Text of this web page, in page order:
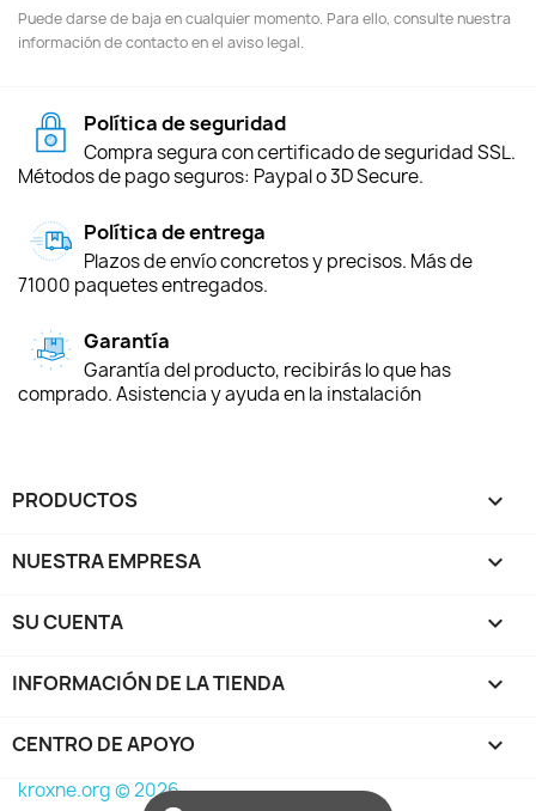
Puede darse de baja en cualquier momento. Para ello, consulte nuestra
información de contacto en el aviso legal.
Política de seguridad
Compra segura con certificado de seguridad SSL.
Métodos de pago seguros: Paypal o 3D Secure.
Política de entrega
Plazos de envío concretos y precisos. Más de
71000 paquetes entregados.
Garantía
Garantía del producto, recibirás lo que has
comprado. Asistencia y ayuda en la instalación
PRODUCTOS 
NUESTRA EMPRESA 
SU CUENTA 
INFORMACIÓN DE LA TIENDA keyboard_arrow_down
CENTRO DE APOYO 
kroxne.org © 2026